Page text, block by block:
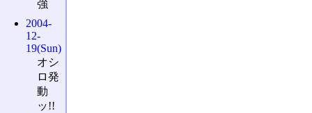
強
2004-
12-
19(Sun)
オシ
ロ発
動
ッ!!